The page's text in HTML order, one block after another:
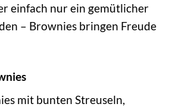
einfach nur ein gemütlicher
– Brownies bringen Freude
mit bunten Streuseln,